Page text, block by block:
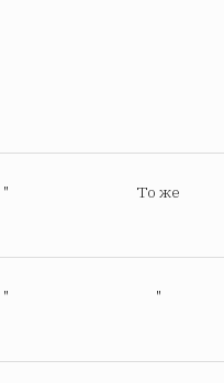
" То же
" "